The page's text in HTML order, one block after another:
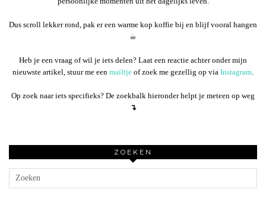
Dus scroll lekker rond, pak er een warme kop koffie bij en blijf vooral hangen
☕︎
Heb je een vraag of wil je iets delen? Laat een reactie achter onder mijn
nieuwste artikel, stuur me een mailtje of zoek me gezellig op via Instagram
Op zoek naar iets specifieks? De zoekbalk hieronder helpt je meteen op weg
↴
ZOEKEN